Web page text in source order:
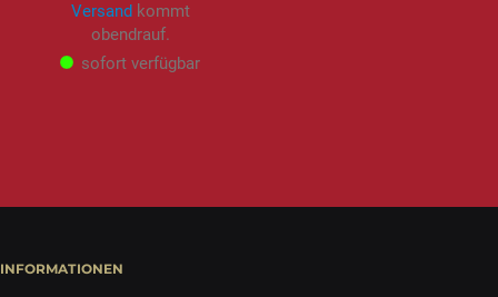
Versand kommt
obendrauf.
sofort verfügbar
INFORMATIONEN